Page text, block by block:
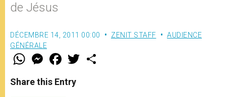
de Jésus
DÉCEMBRE 14, 2011 00:00 ZENIT STAFF
AUDIENCE
GÉNÉRALE
W
t
s
M
e
s
e
F
a
e
b
w
Share this Entry